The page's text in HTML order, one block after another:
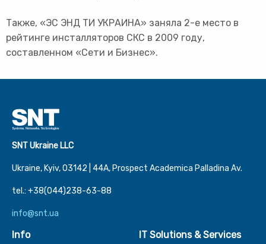
Также, «ЭС ЭНД ТИ УКРАИНА» заняла 2-е место в
рейтинге инсталляторов СКС в 2009 году,
составленном «Сети и Бизнес».
SNT Ukraine LLC
Ukraine, Kyiv, 03142 | 44А, Prospect Academica Palladina Av.
tel.: +38(044)238-63-88
info@snt.ua
Info IT Solutions & Services